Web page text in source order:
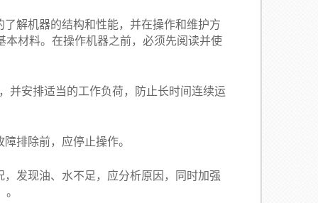
解机器的结构和性能，并在操作和维护方
材料。在操作机器之前，必须先阅读并使
并安排适当的工作负荷，防止长时间连续运
障排除前，应停止操作。
发现油、水不足，应分析原因，同时加强
）。